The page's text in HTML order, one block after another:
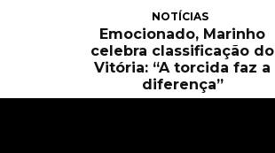
NOTÍCIAS
Emocionado, Marinho
celebra classificação do
Vitória: “A torcida faz a
diferença”